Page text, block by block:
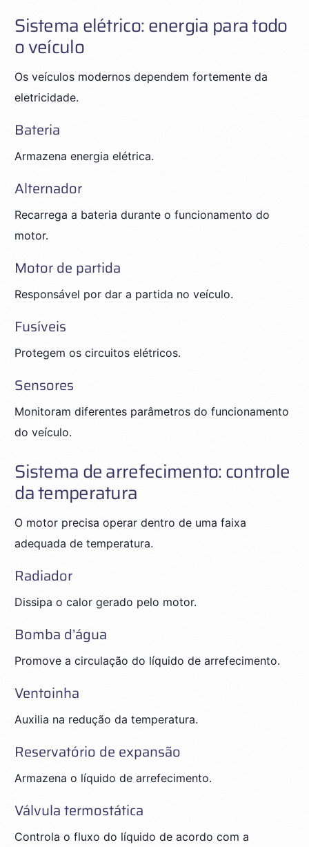
Sistema elétrico: energia para todo
o veículo
Os veículos modernos dependem fortemente da
eletricidade.
Bateria
Armazena energia elétrica.
Alternador
Recarrega a bateria durante o funcionamento do
motor.
Motor de partida
Responsável por dar a partida no veículo.
Fusíveis
Protegem os circuitos elétricos.
Sensores
Monitoram diferentes parâmetros do funcionamento
do veículo.
Sistema de arrefecimento: controle
da temperatura
O motor precisa operar dentro de uma faixa
adequada de temperatura.
Radiador
Dissipa o calor gerado pelo motor.
Bomba d’água
Promove a circulação do líquido de arrefecimento.
Ventoinha
Auxilia na redução da temperatura.
Reservatório de expansão
Armazena o líquido de arrefecimento.
Válvula termostática
Controla o fluxo do líquido de acordo com a